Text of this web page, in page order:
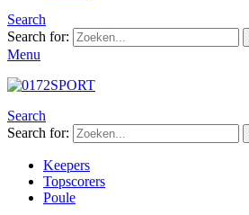
Search
Search for:
Menu
Search
Search for:
Keepers
Topscorers
Poule